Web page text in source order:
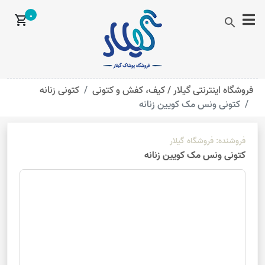
search
shopping_cart0
فروشگاه اینترنتی گیلار /کیف، کفش و کتونی
کتونی زنانه
کتونی ونس مک کویین زنانه
فروشنده: فروشگاه گیلار
کتونی ونس مک کویین زنانه